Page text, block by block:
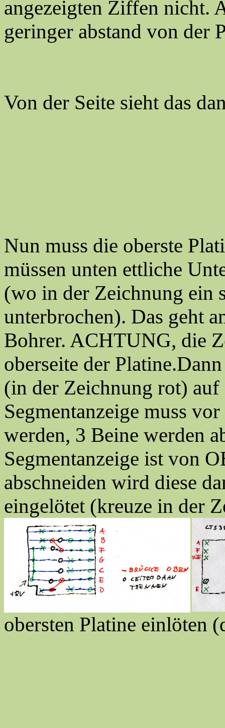
angezeigten Ziffen nicht.
geringer abstand von der
Von der Seite sieht das
Nun muss die oberste
müssen unten ettliche
(wo in der Zeichnung ein
unterbrochen). Das geht
Bohrer. ACHTUNG, die
oberseite der
(in der Zeichnung rot)
Segmentanzeige muss
werden, 3 Beine werden
Segmentanzeige ist von
abschneiden wird diese
eingelötet (kreuze in der
obersten Platine einlöten